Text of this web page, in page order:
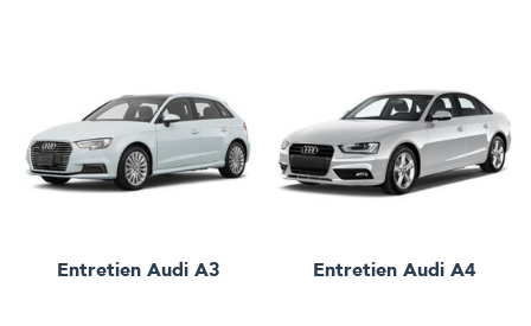
Entretien Audi A3 Entretien Audi A4